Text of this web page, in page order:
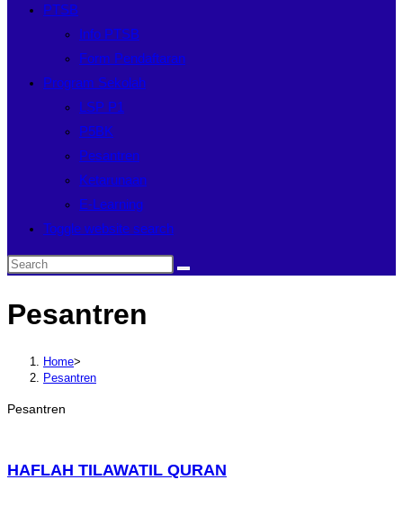
PTSB
Info PTSB
Form Pendaftaran
Program Sekolah
LSP P1
P5BK
Pesantren
Ketarunaan
E-Learning
Toggle website search
Pesantren
Home>
Pesantren
Pesantren
HAFLAH TILAWATIL QURAN